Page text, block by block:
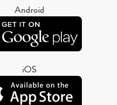
Android
iOS